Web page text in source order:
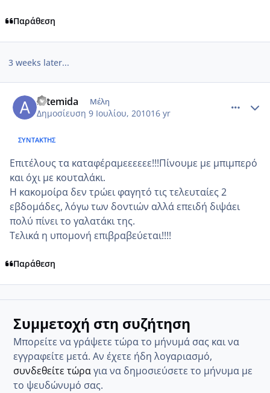
Παράθεση
3 weeks later...
artemida Μέλη
Δημοσίευση 9 Ιουλίου, 201016 yr
ΣΥΝΤΆΚΤΗΣ
Επιτέλους τα καταφέραμεεεεεε!!!Πίνουμε με μπιμπερό
και όχι με κουταλάκι.
Η κακομοίρα δεν τρώει φαγητό τις τελευταίες 2
εβδομάδες, λόγω των δοντιών αλλά επειδή διψάει
πολύ πίνει το γαλατάκι της.
Τελικά η υπομονή επιβραβεύεται!!!!
Παράθεση
Συμμετοχή στη συζήτηση
Μπορείτε να γράψετε τώρα το μήνυμά σας και να
εγγραφείτε μετά. Αν έχετε ήδη λογαριασμό,
συνδεθείτε τώραγια να δημοσιεύσετε το μήνυμα με
το ψευδώνυμό σας.